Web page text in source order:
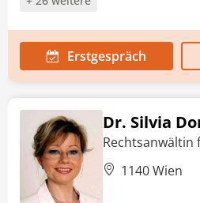
Erstgespräch
Dr. Silvia
1140 Wien